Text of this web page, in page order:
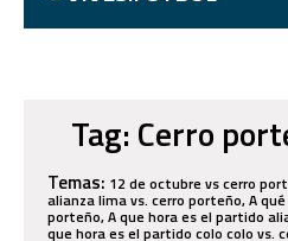
Tag: Cerro
Temas: 12 de octubre vs cerro porteño, A que hora empieza alianza lima vs. cerro porteño, A qué hora es cristal vs. cerro porteño, A que hora es el partido alianza lima vs. cerro porteño, A que hora es el partido colo colo vs. cerro porteño, A qué hora es el partido de cristal vs. cerro porteño, A que hora es peñarol vs. cerro porteño, A qué hora inicia cristal vs. cerro porteño, A que hora juega alianza lima vs cerro porteño, A que hora juega alianza lima vs. cerro porteño, A que hora juega cerro porteño, A que hora juega colo colo vs cerro porteño, A que hora juega colo colo vs. cerro porteño, A qué hora juega cristal vs. cerro porteño, A qué hora juega libertad vs. cerro porteño, A qué hora juega melgar vs. cerro porteño, A qué hora juega monagas vs. cerro porteño, A que hora juega olimpia vs cerro porteño, A qué hora juega olimpia vs. cerro porteño, A qué hora juega palmeiras vs cerro porteño, A que hora juega sporting cristal vs cerro porteño, A qué hora juega sporting cristal vs. cerro porteño, A qué hora juegan bolívar vs. cerro porteño, A qué hora juegan colo colo vs cerro porteño, A que hora juegan colon vs cerro porteño, A qué hora juegan libertad vs. cerro porteño, A qué hora juegan melgar vs cerro porteño, A qué hora juegan olimpia vs cerro porteño, A qué hora juegan olimpia vs. cerro porteño, A qué hora juegan peñarol vs cerro porteño, A que hora juegan sporting cristal vs cerro porteño, A qué hora ver bolívar vs. cerro porteño, Alianza lima 0-1 cerro porteño, Alianza lima vs cerro porteño, Alianza lima vs. cerro porteño, Alianza vs cerro porteño, Alianza vs. cerro porteño, Alineación cerro porteño, Alineación confirmada alianza lima vs cerro porteño, Alineación de cerro porteño, Alineación sporting cristal vs cerro porteño, Alineaciones alianza lima vs cerro porteño, Alineaciones alianza lima vs. cerro porteño, Alineaciones melgar vs cerro porteño, Alineaciones olimpia vs cerro porteño, Alineaciones sporting cristal vs cerro porteño, Apuesta alianza lima vs cerro porteño, Apuestas alianza lima vs cerro porteño, Apuestas olimpia vs cerro porteño, Apuestas olimpia vs. cerro porteño, Athletico paranaense vs cerro porteño, Avión cerro porteño, Barcelona sc vs. cerro porteño, Bolívar vs cerro porteño, Bolívar vs. cerro porteño, Canal alianza lima vs cerro porteño, Canal alianza lima vs. cerro porteño, Canal colo colo vs. cerro porteño, Canal confirmado sporting cristal vs cerro porteño, Canal cristal vs cerro porteño, Canal cristal vs. cerro porteño, Canal de transmisión cristal vs. cerro porteño, Canal de tv junior vs cerro porteño, Canal libertad vs. cerro porteño, Canal melgar vs. cerro porteño, Canal monagas vs. cerro porteño, Canal olimpia vs cerro porteño, Canal olimpia vs. cerro porteño, Canal palmeiras vs cerro porteño, Canal para ver olimpia vs cerro porteño, Canal paraguay palmeiras vs cerro porteño, Canal paranaense vs cerro porteño, Canal que pasa cristal vs. cerro porteño, Canal que pasa libertad vs. cerro porteño, Canal que pasa melgar vs. cerro porteño, Canal que pasa monagas vs. cerro porteño, Canal que pasa olimpia vs cerro porteño, Canal que pasa sporting cristal vs. cerro porteño, Canal que televisa cristal vs. cerro porteño, Canal que televisa libertad vs. cerro porteño, Canal que televisa melgar vs. cerro porteño, Canal que televisa olimpia vs cerro porteño, Canal que televisa sporting cristal vs. cerro porteño, Canal que transmite cristal vs. cerro porteño, Canal que transmite libertad vs. cerro porteño, Canal que transmite melgar vs. cerro porteño, Canal que transmite monagas vs. cerro porteño, Canal que transmite olimpia vs cerro porteño, Canal que transmite sporting cristal vs. cerro porteño, Canal sporting cristal vs cerro porteño, Canal sporting cristal vs. cerro porteño, Canal tv cristal vs. cerro porteño, Canal tv gratis cristal vs. cerro porteño, Canal tv gratis libertad vs. cerro porteño, Canal tv gratis melgar vs. cerro porteño, Canal tv gratis monagas vs. cerro porteño, Canal tv libertad vs. cerro porteño, Canal tv melgar vs. cerro porteño, Canal tv monagas vs. cerro porteño, Canal tv olimpia vs cerro porteño, Canal tv sporting cristal vs. cerro porteño, Canales alianza lima vs. cerro porteño, Canales colo colo vs. cerro porteño, Canales libertad vs. cerro porteño, Canales melgar vs cerro porteño, Canales palmeiras vs cerro porteño, Canales para ver colo colo vs cerro porteño, Canales para ver colón vs cerro porteño, Canales para ver olimpia vs cerro porteño, Cancha de cerro porteño, Carlos zambrano piensa en partido cerro porteño, Cerro porteño, Cerro porteño - monagas, Cerro porteño - palmeiras, Cerro porteño 2022, Cerro porteño arequipa, Cerro porteno bolivar, Cerro porteño bolivar en vivo, Cerro porteño bolivar ver en vivo, Cerro porteño campeon, Cerro porteño contra sporting cristal, Cerro porteño en vivo, Cerro porteño estadio, Cerro porteño gegen olimpia, Cerro porteño general caballero, Cerro porteño general caballero en vivo, Cerro porteño hoy, Cerro porteño hoy en vivo,